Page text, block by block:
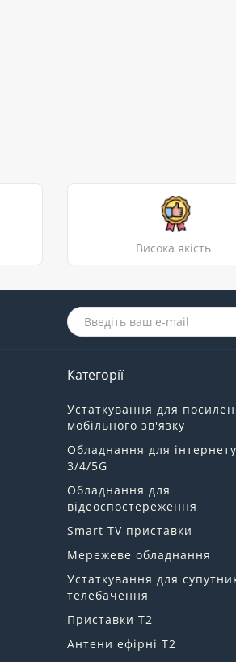
Висока якість
Категорії
Устаткування для
мобільного зв'язку
Обладнання для інтернету
3/4/5G
Обладнання для
відеоспостереження
Smart TV приставки
Мережеве обладнання
Устаткування для
телебачення
Приставки Т2
Антени ефірні Т2